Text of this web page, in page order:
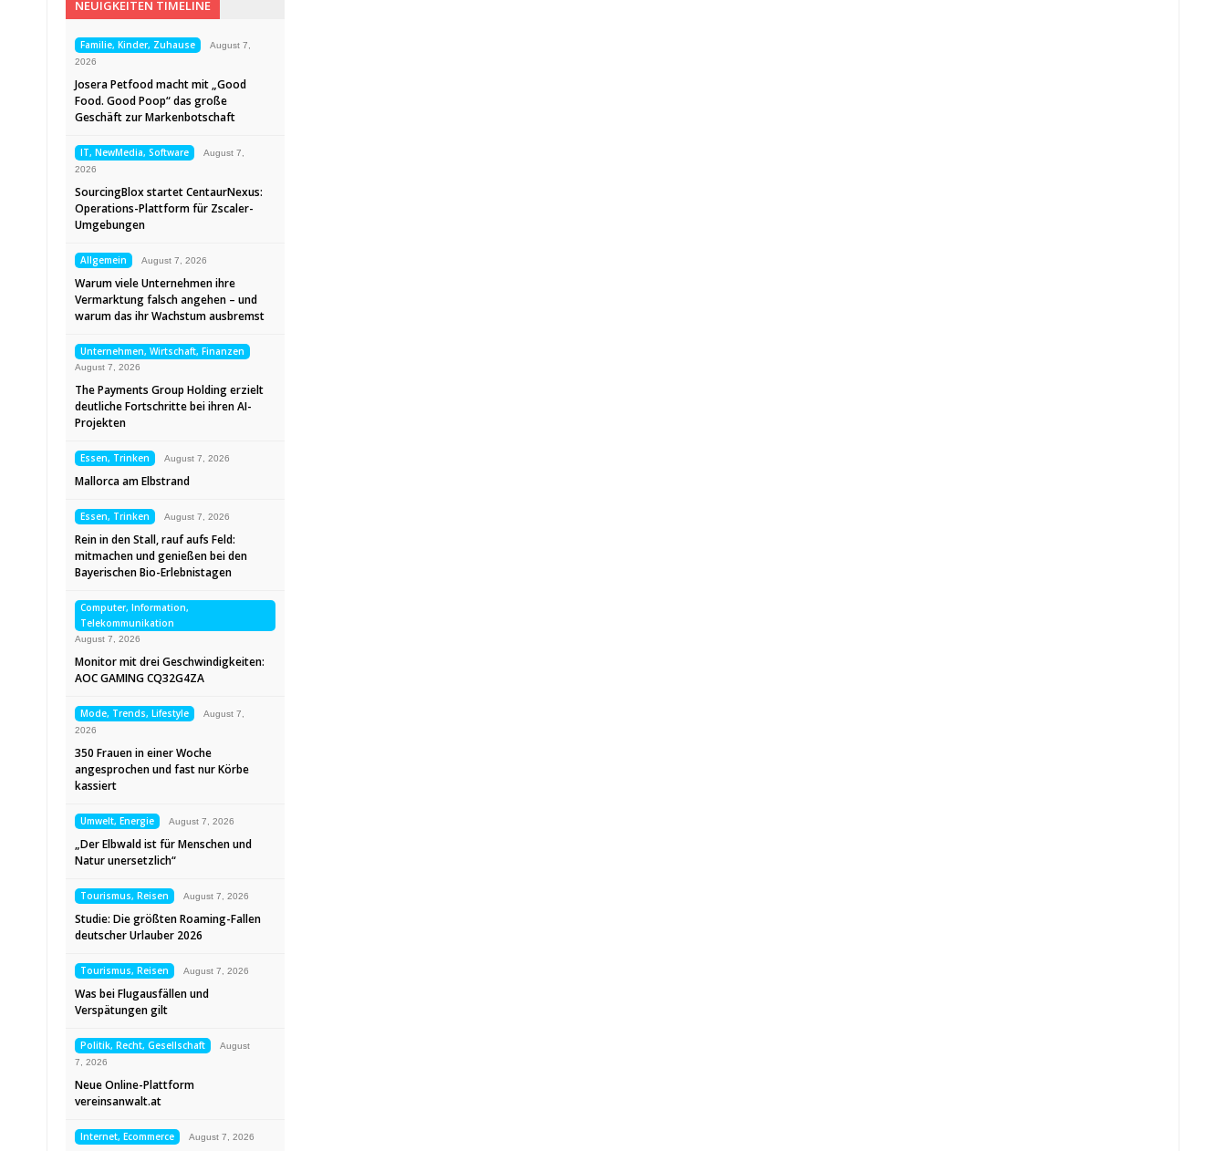
NEUIGKEITEN TIMELINE
Familie, Kinder, Zuhause
August 7,
2026
Josera Petfood macht mit „Good
Food. Good Poop“ das große
Geschäft zur Markenbotschaft
IT, NewMedia, Software
August 7,
2026
SourcingBlox startet CentaurNexus:
Operations-Plattform für Zscaler-
Umgebungen
Allgemein August 7, 2026
Warum viele Unternehmen ihre
Vermarktung falsch angehen – und
warum das ihr Wachstum ausbremst
Unternehmen, Wirtschaft, Finanzen
August 7, 2026
The Payments Group Holding erzielt
deutliche Fortschritte bei ihren AI-
Projekten
Essen, Trinken August 7, 2026
Mallorca am Elbstrand
Essen, Trinken August 7, 2026
Rein in den Stall, rauf aufs Feld:
mitmachen und genießen bei den
Bayerischen Bio-Erlebnistagen
Computer, Information,
Telekommunikation
August 7, 2026
Monitor mit drei Geschwindigkeiten:
AOC GAMING CQ32G4ZA
Mode, Trends, Lifestyle
August 7,
2026
350 Frauen in einer Woche
angesprochen und fast nur Körbe
kassiert
Umwelt, Energie August 7, 2026
„Der Elbwald ist für Menschen und
Natur unersetzlich“
Tourismus, Reisen August 7, 2026
Studie: Die größten Roaming-Fallen
deutscher Urlauber 2026
Tourismus, Reisen August 7, 2026
Was bei Flugausfällen und
Verspätungen gilt
Politik, Recht, Gesellschaft
August
7, 2026
Neue Online-Plattform
vereinsanwalt.at
Internet, Ecommerce August 7, 2026